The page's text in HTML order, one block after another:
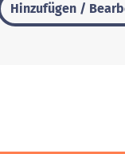
Hinzufügen /